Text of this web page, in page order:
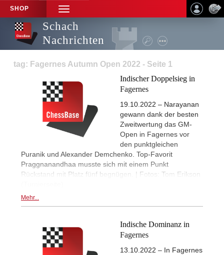
SHOP
TOGGLE
NAVIGATION
Schach
Nachrichten
tag: Fagernes Autumn Open 2022 - Seite 1
Indischer Doppelsieg in
Fagernes
19.10.2022 – Narayanan
gewann dank der besten
Zweitwertung das GM-
Open in Fagernes vor
den punktgleichen
Puranik und Alexander Demchenko. Top-Favorit
Praggnanandhaa musste sich mit einem Punkt
Rückstand mit Platz fünf begnügen. | Fotos: Tom Erikson
Mehr...
Indische Dominanz in
Fagernes
13.10.2022 – In Fagernes